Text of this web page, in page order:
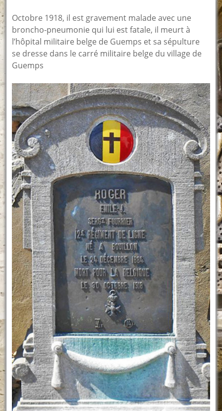
Octobre 1918, il est gravement malade avec une
broncho-pneumonie qui lui est fatale, il meurt à
l’hôpital militaire belge de Guemps et sa sépulture
se dresse dans le carré militaire belge du village de
Guemps